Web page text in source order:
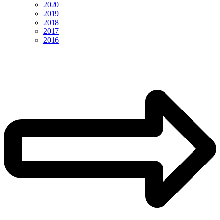
2020
2019
2018
2017
2016